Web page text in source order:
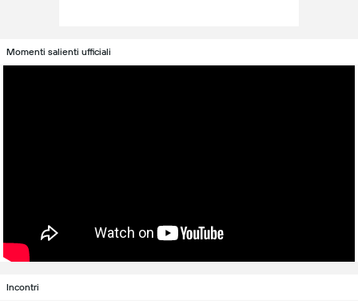
Momenti salienti ufficiali
Incontri